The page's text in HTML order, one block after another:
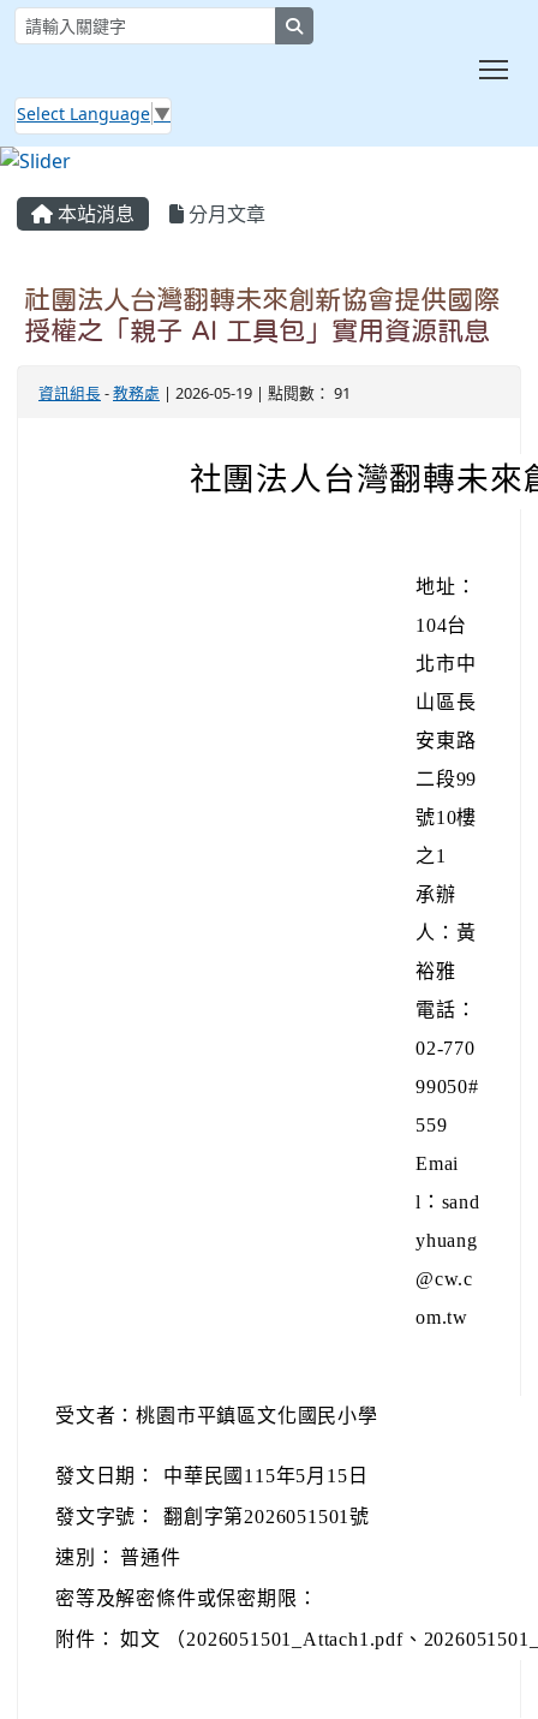
Select Language ▼
本站消息 分月文章
社團法人台灣翻轉未來創新協會提供國際
授權之「親子 AI 工具包」實用資源訊息
資訊組長-教務處 | 2026-05-19 | 點閱數： 91
社團法人台灣翻轉未來
地址：
104台
北市中
山區長
安東路
二段99
號10樓
之1
承辦
人：黃
裕雅
電話：
02-770
99050#
559
Emai
l：sand
yhuang
@cw.c
om.tw
受文者：桃園市平鎮區文化國民小學
發文日期：
中華民國115年5月15日
發文字號：
翻創字第2026051501號
速別： 普通件
密等及解密條件或保密期限：
附件： 如文 （2026051501_Attach1.pdf、